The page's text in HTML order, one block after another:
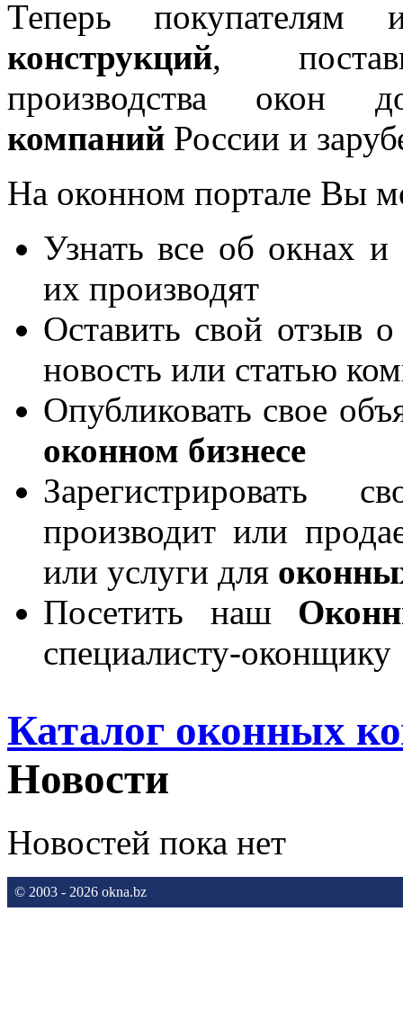
Теперь покупателям
конструкций,
производства окон
компаний России и
На оконном портале Вы
Узнать все об окнах и
их производят
Оставить свой отзыв
новость или статью
Опубликовать свое
оконном бизнесе
производит или
или услуги для
Посетить наш
специалисту-оконщику
Каталог оконных
Новости
Новостей пока нет
© 2003 - 2026 okna.bz